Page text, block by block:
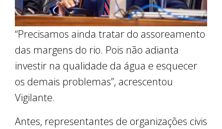
“Precisamos ainda tratar do assoreamento
das margens do rio. Pois não adianta
investir na qualidade da água e esquecer
os demais problemas”, acrescentou
Vigilante.
Antes, representantes de organizações civis